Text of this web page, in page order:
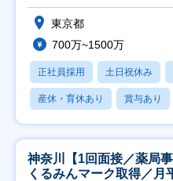
東京都
700万~1500万
正社員採用 土日祝休み
産休・育休あり 賞与あり
神奈川【1回面接／薬局
くるみんマーク取得／月